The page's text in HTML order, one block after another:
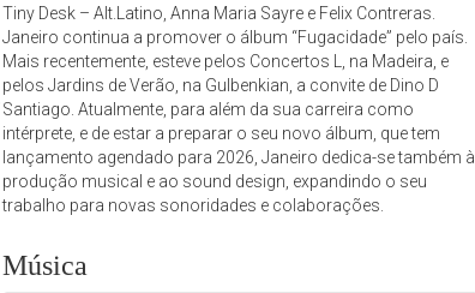
Tiny Desk – Alt.Latino, Anna Maria Sayre e Felix Contreras.
Janeiro continua a promover o álbum “Fugacidade” pelo país.
Mais recentemente, esteve pelos Concertos L, na Madeira, e
pelos Jardins de Verão, na Gulbenkian, a convite de Dino D
́Santiago. Atualmente, para além da sua carreira como
intérprete, e de estar a preparar o seu novo álbum, que tem
lançamento agendado para 2026, Janeiro dedica-se também à
produção musical e ao sound design, expandindo o seu
trabalho para novas sonoridades e colaborações.
Música